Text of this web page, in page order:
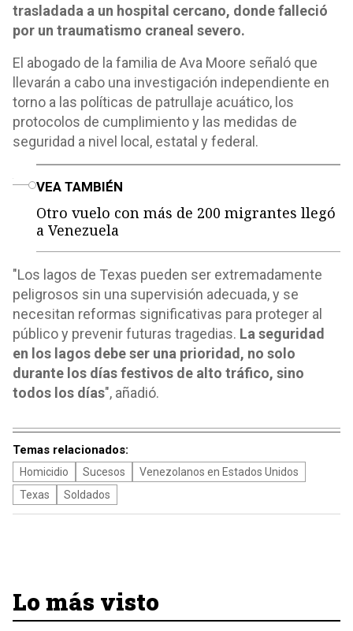
trasladada a un hospital cercano, donde falleció
por un traumatismo craneal severo.
El abogado de la familia de Ava Moore señaló que
llevarán a cabo una investigación independiente en
torno a las políticas de patrullaje acuático, los
protocolos de cumplimiento y las medidas de
seguridad a nivel local, estatal y federal.
VEA TAMBIÉN
Otro vuelo con más de 200 migrantes llegó
a Venezuela
"Los lagos de Texas pueden ser extremadamente
peligrosos sin una supervisión adecuada, y se
necesitan reformas significativas para proteger al
público y prevenir futuras tragedias. La seguridad
en los lagos debe ser una prioridad, no solo
durante los días festivos de alto tráfico, sino
todos los días", añadió.
Temas relacionados:
Homicidio Sucesos
Venezolanos en Estados Unidos
Texas
Soldados
Lo más visto